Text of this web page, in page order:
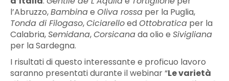
l’Abruzzo,Bambinae Oliva rossa per la Puglia,
Tonda di Filogaso,CiciarelloedOttobratica per la
Calabria,Semidana,Corsicanada olio e Sivigliana
per la Sardegna.
I risultati di questo interessante e proficuo lavoro
saranno presentati durante il webinar “Le varietà